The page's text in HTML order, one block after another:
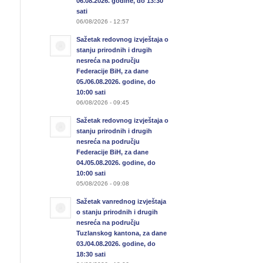
sati
06/08/2026 - 12:57
Sažetak redovnog izvještaja o
stanju prirodnih i drugih
nesreća na području
Federacije BiH, za dane
05./06.08.2026. godine, do
10:00 sati
06/08/2026 - 09:45
Sažetak redovnog izvještaja o
stanju prirodnih i drugih
nesreća na području
Federacije BiH, za dane
04./05.08.2026. godine, do
10:00 sati
05/08/2026 - 09:08
Sažetak vanrednog izvještaja
o stanju prirodnih i drugih
nesreća na području
Tuzlanskog kantona, za dane
03./04.08.2026. godine, do
18:30 sati